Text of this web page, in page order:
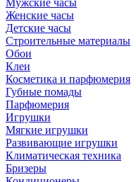
Мужские часы
Женские часы
Детские часы
Строительные материалы
Обои
Клеи
Косметика и парфюмерия
Губные помады
Парфюмерия
Игрушки
Мягкие игрушки
Развивающие игрушки
Климатическая техника
Бризеры